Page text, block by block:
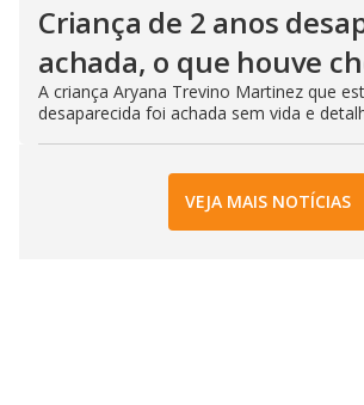
Criança de 2 anos
achada, o que houve
A criança Aryana Trevino Martinez que
desaparecida foi achada sem vida e
VEJA MAIS NOTÍCIAS